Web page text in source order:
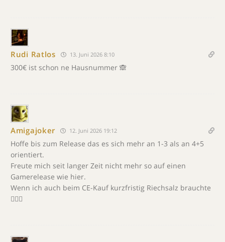
Rudi Ratlos 13. Juni 2026 8:10
300€ ist schon ne Hausnummer 🙈
Amigajoker 12. Juni 2026 19:12
Hoffe bis zum Release das es sich mehr an 1-3 als an 4+5
orientiert.
Freute mich seit langer Zeit nicht mehr so auf einen
Gamerelease wie hier.
Wenn ich auch beim CE-Kauf kurzfristig Riechsalz brauchte
🤦🏻‍♂️